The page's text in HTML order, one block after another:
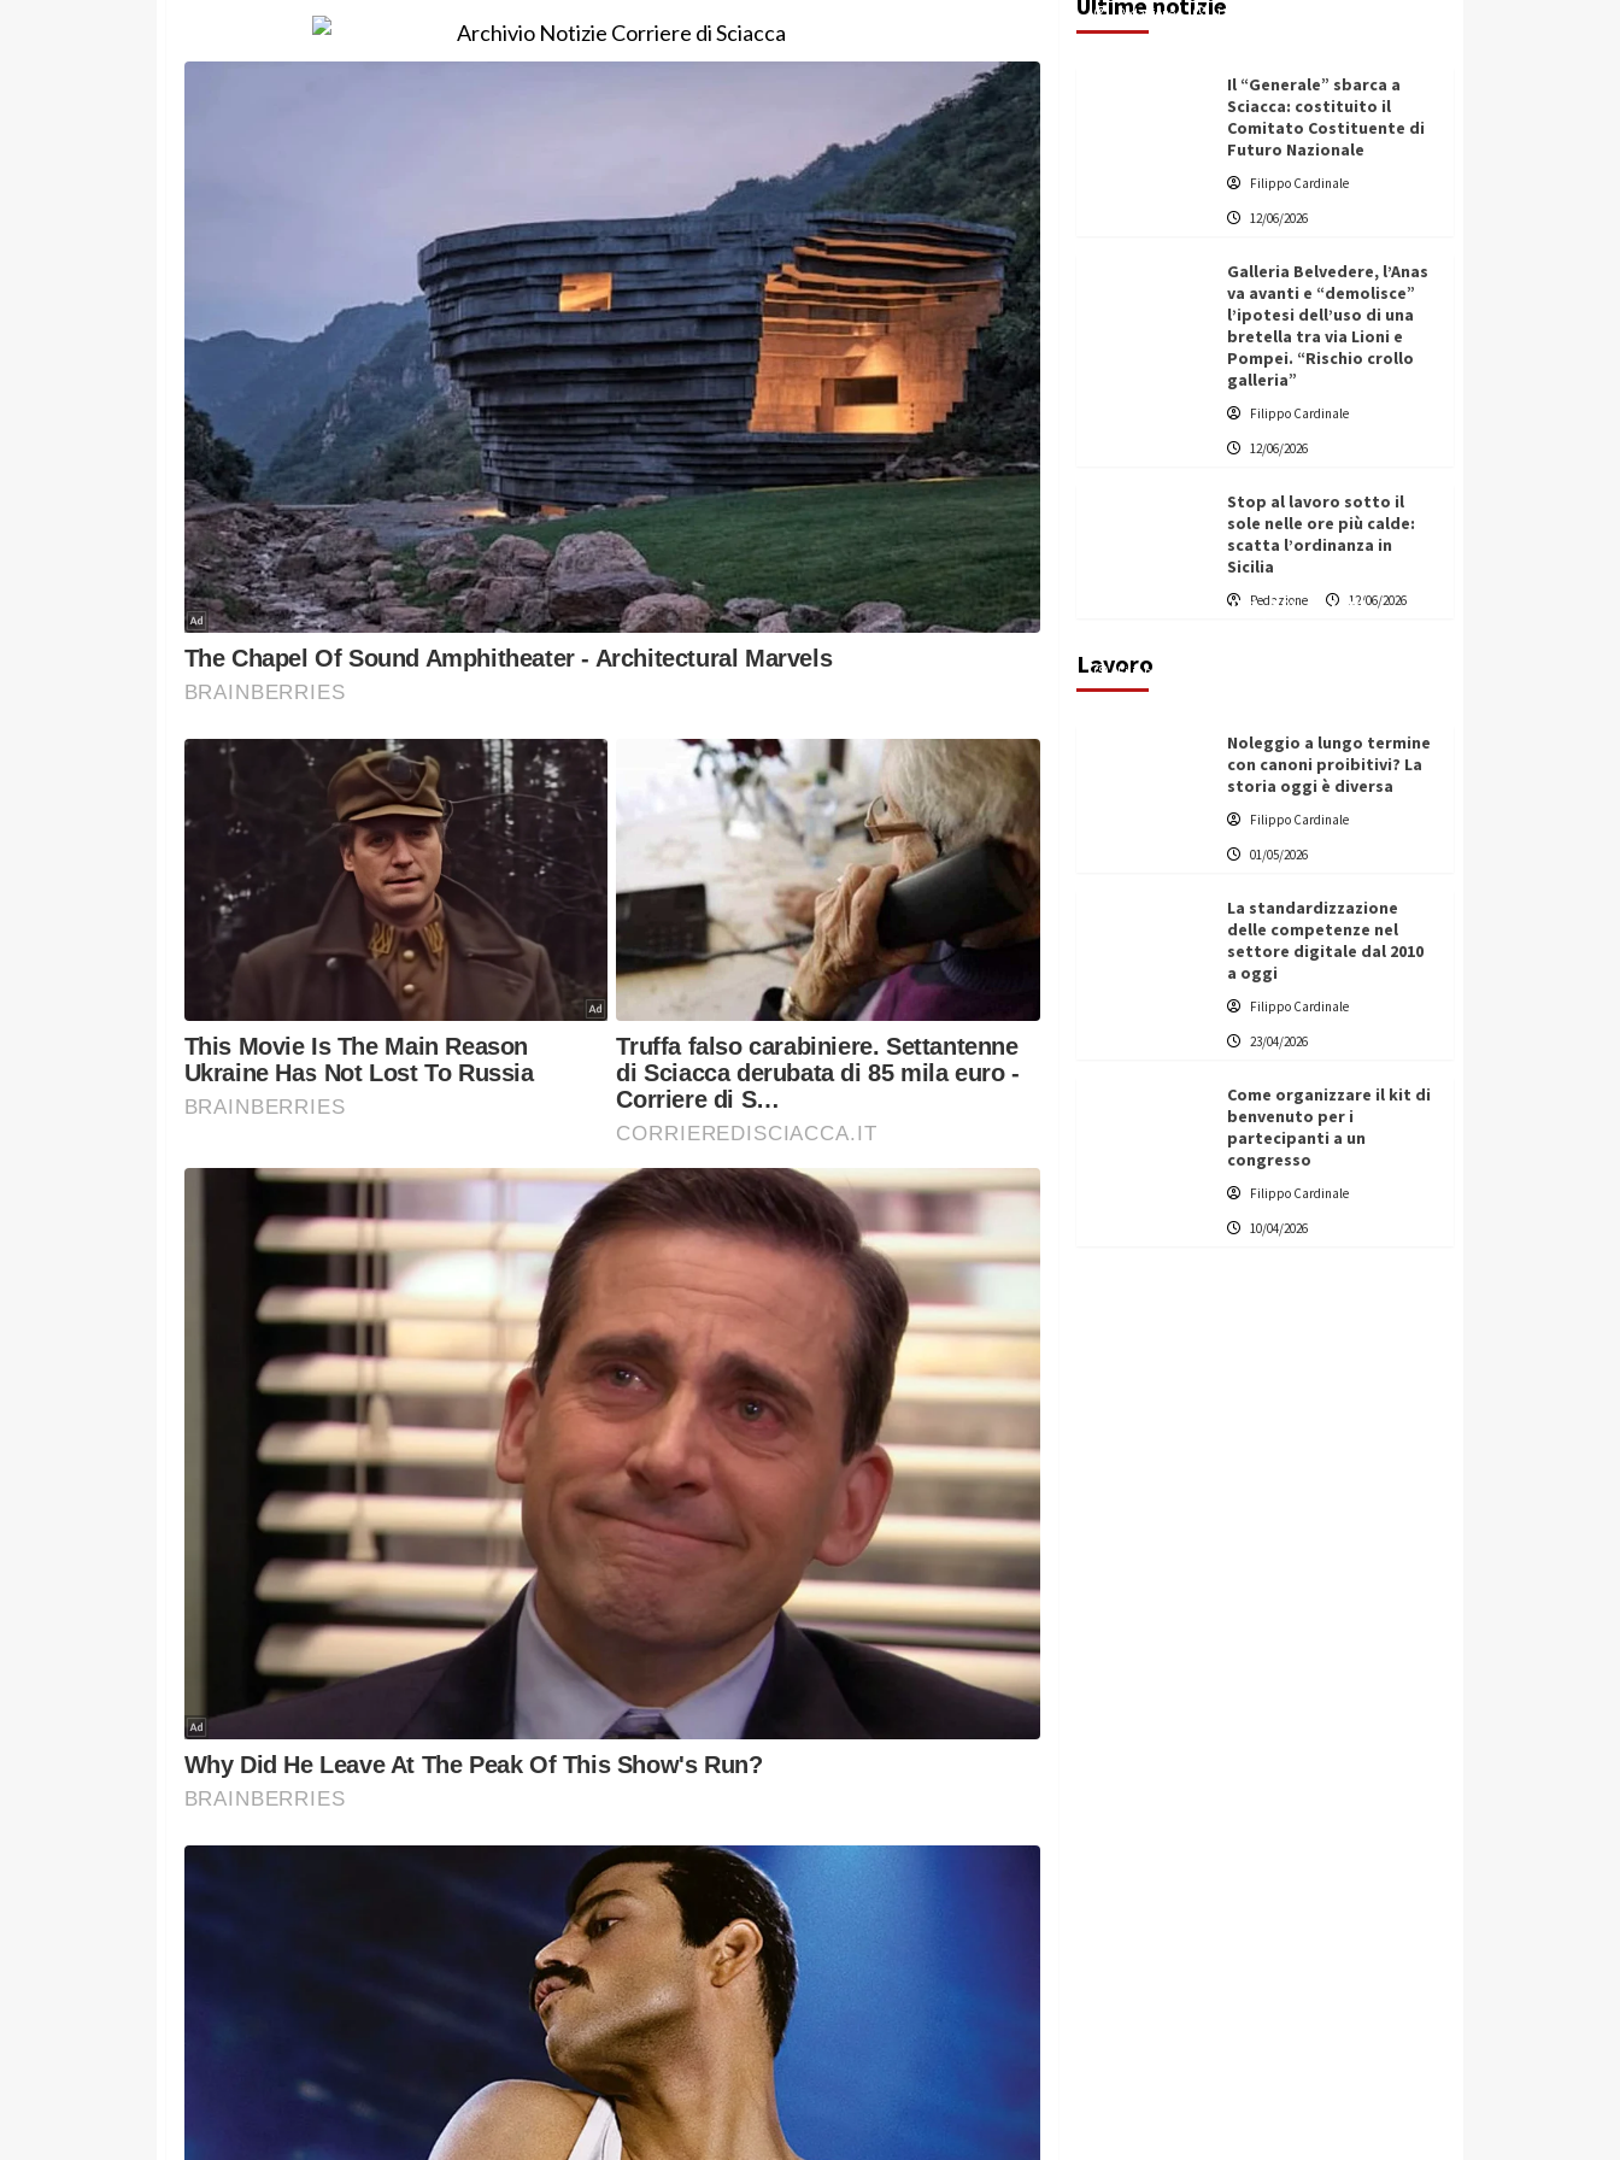
Redazione 12/06/2026
Il “Generale” sbarca a
Sciacca: costituito il
Comitato Costituente di
Futuro Nazionale
Filippo Cardinale
12/06/2026
Galleria Belvedere, l’Anas
va avanti e “demolisce”
l’ipotesi dell’uso di una
bretella tra via Lioni e
Pompei. “Rischio crollo
galleria”
Filippo Cardinale
12/06/2026
Stop al lavoro sotto il
sole nelle ore più calde:
scatta l’ordinanza in
Sicilia
Redazione 12/06/2026
Lavoro
Vino in Italia: il giro d’affari
contribuisce all’1,1% del PIL
Filippo Cardinale
Noleggio a lungo termine
con canoni proibitivi? La
storia oggi è diversa
Filippo Cardinale
01/05/2026
La standardizzazione
delle competenze nel
settore digitale dal 2010
a oggi
Filippo Cardinale
23/04/2026
Come organizzare il kit di
benvenuto per i
partecipanti a un
congresso
Filippo Cardinale
10/04/2026